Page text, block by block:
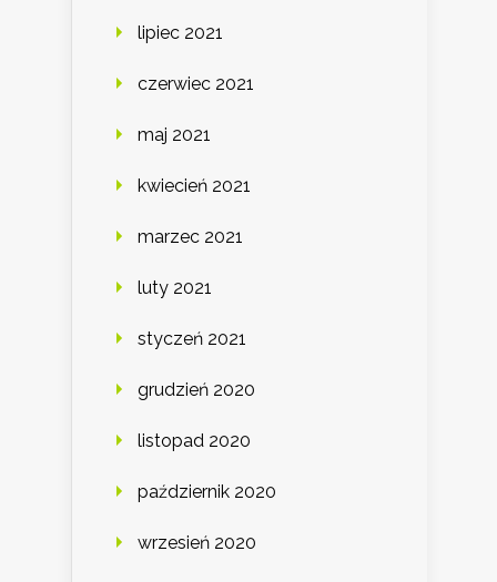
lipiec 2021
czerwiec 2021
maj 2021
kwiecień 2021
marzec 2021
luty 2021
styczeń 2021
grudzień 2020
listopad 2020
październik 2020
wrzesień 2020